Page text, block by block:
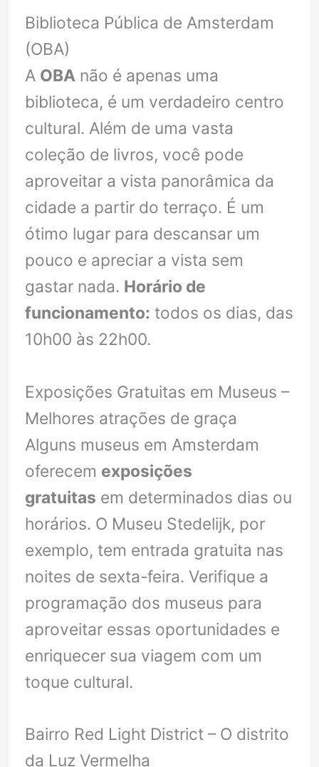
Biblioteca Pública de Amsterdam
(OBA)
A OBA não é apenas uma
biblioteca, é um verdadeiro centro
cultural. Além de uma vasta
coleção de livros, você pode
aproveitar a vista panorâmica da
cidade a partir do terraço. É um
ótimo lugar para descansar um
pouco e apreciar a vista sem
gastar nada. Horário de
funcionamento: todos os dias, das
10h00 às 22h00.
Exposições Gratuitas em Museus –
Melhores atrações de graça
Alguns museus em Amsterdam
oferecem exposições
gratuitas em determinados dias ou
horários. O Museu Stedelijk, por
exemplo, tem entrada gratuita nas
noites de sexta-feira. Verifique a
programação dos museus para
aproveitar essas oportunidades e
enriquecer sua viagem com um
toque cultural.
Bairro Red Light District – O distrito
da Luz Vermelha